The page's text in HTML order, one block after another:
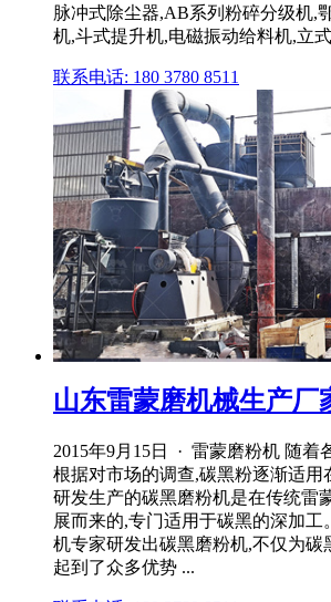
脉冲式除尘器,AB系列粉碎分级机,
机,斗式提升机,电磁振动给料机,立式
联系电话: 180 3780 8511
山东雷蒙磨机械生产厂
2015年9月15日 · 雷蒙磨粉机 随着
根据对市场的调查,碳黑粉逐渐适用
研发生产的碳黑磨粉机是在传统雷
展而来的,专门适用于碳黑的深加工
机专家研发出碳黑磨粉机,不仅为碳
起到了众多优势 ...